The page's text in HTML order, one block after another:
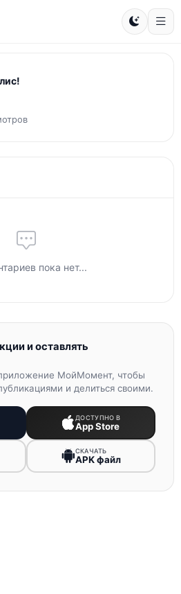
пока нет...
и оставлять
МойМомент, чтобы
и делиться своими.
ДОСТУПНО В
App Store
СКАЧАТЬ
APK файл